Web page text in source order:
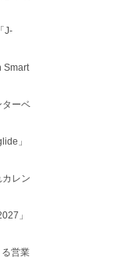
J-
Smart
ターベ
」
レン
」
営業